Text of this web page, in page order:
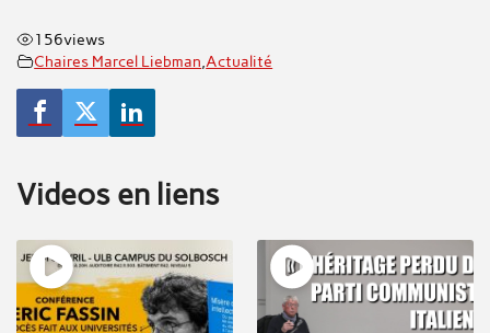
156views
Chaires Marcel Liebman Actualité
Videos en liens